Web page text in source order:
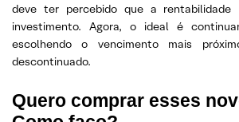
deve ter percebido que a
investimento. Agora, o ideal é
escolhendo o vencimento mais
descontinuado.
Quero comprar esses